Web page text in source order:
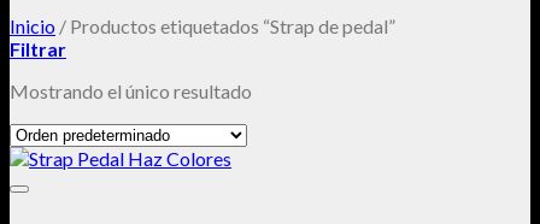
Inicio / Productos etiquetados “Strap de pedal”
Filtrar
Mostrando el único resultado